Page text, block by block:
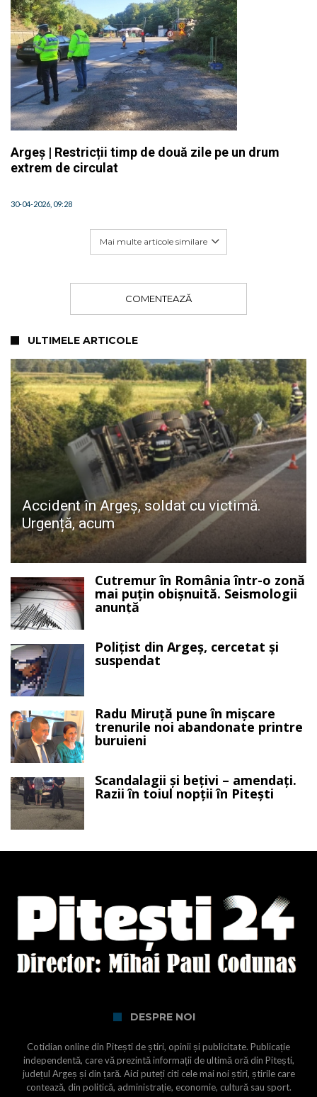
Argeș | Restricții timp de două zile pe un drum
extrem de circulat
30-04-2026, 09:28
Mai multe articole similare
COMENTEAZĂ
ULTIMELE ARTICOLE
Accident în Argeș, soldat cu victimă.
Urgență, acum
Cutremur în România într-o zonă
mai puțin obișnuită. Seismologii
anunță
Polițist din Argeș, cercetat și
suspendat
Radu Miruță pune în mișcare
trenurile noi abandonate printre
buruieni
Scandalagii și bețivi – amendați.
Razii în toiul nopții în Pitești
DESPRE NOI
Cotidian online din Pitești de știri, opinii și publicitate. Publicație
independentă, care vă prezintă informații de ultimă oră din Pitești,
județul Argeș și din țară. Aici puteți citi cele mai noi știri, știrile care
contează, din politică, administrație, economie, cultură sau sport.